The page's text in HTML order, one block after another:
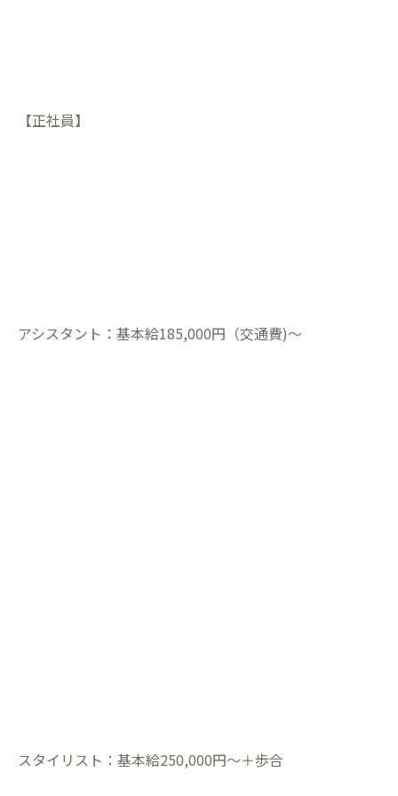
【正社員】
アシスタント：基本給185,000円（交通費)～
スタイリスト：基本給250,000円～＋歩合